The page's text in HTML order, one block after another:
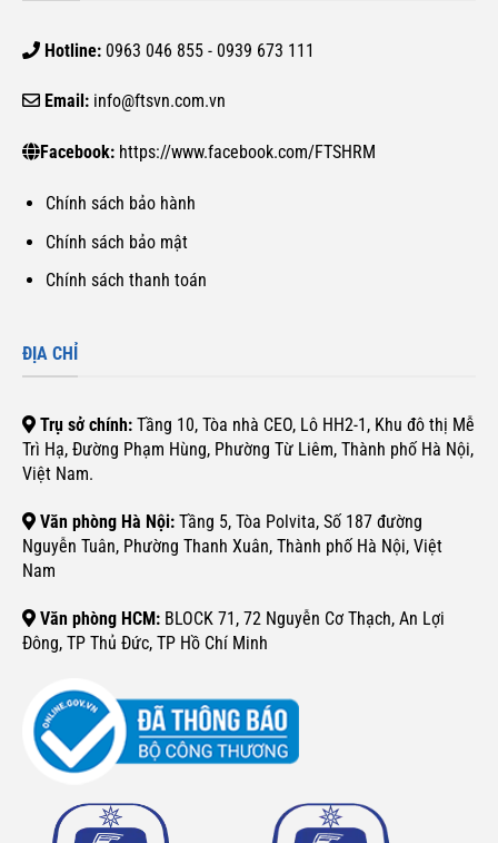
Hotline:0963 046 855 - 0939 673 111
Email: info@ftsvn.com.vn
Facebook: https://www.facebook.com/FTSHRM
Chính sách bảo hành
Chính sách bảo mật
Chính sách thanh toán
ĐỊA CHỈ
Trụ sở chính: Tầng 10, Tòa nhà CEO, Lô HH2-1, Khu đô thị Mễ
Trì Hạ, Đường Phạm Hùng, Phường Từ Liêm, Thành phố Hà Nội,
Việt Nam.
Văn phòng Hà Nội: Tầng 5, Tòa Polvita, Số 187 đường
Nguyễn Tuân, Phường Thanh Xuân, Thành phố Hà Nội, Việt
Nam
Văn phòng HCM: BLOCK 71, 72 Nguyễn Cơ Thạch, An Lợi
Đông, TP Thủ Đức, TP Hồ Chí Minh